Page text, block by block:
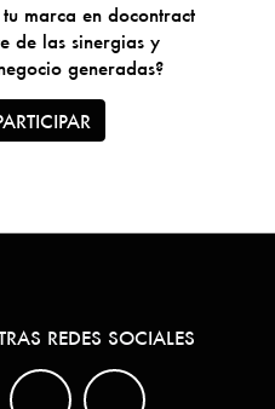
marca en docontract
de las sinergias y
generadas?
REDES SOCIALES